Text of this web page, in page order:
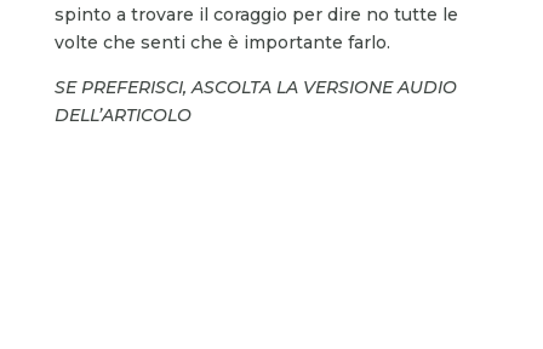
spinto a trovare il coraggio per dire no tutte le
volte che senti che è importante farlo.
SE PREFERISCI, ASCOLTA LA VERSIONE AUDIO
DELL’ARTICOLO